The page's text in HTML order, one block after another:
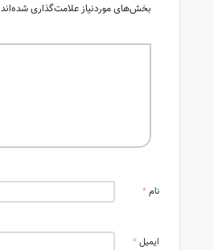
بخش‌های موردنیاز علامت‌گذاری شده‌اند
نام*
ایمیل*